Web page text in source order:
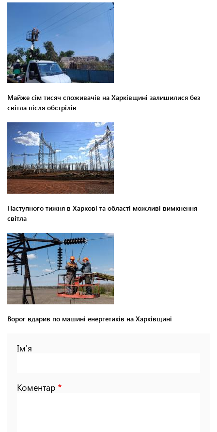
Майже сім тисяч споживачів на Харківщині залишилися без
світла після обстрілів
Наступного тижня в Харкові та області можливі вимкнення
світла
Ворог вдарив по машині енергетиків на Харківщині
Ім'я
Коментар